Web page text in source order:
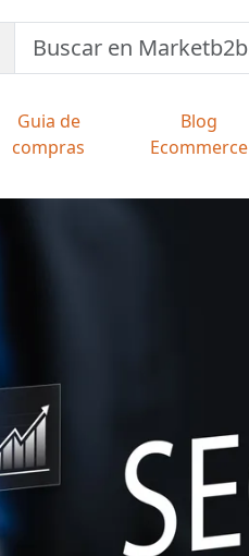
Guia de
compras
Blog
Ecommerce